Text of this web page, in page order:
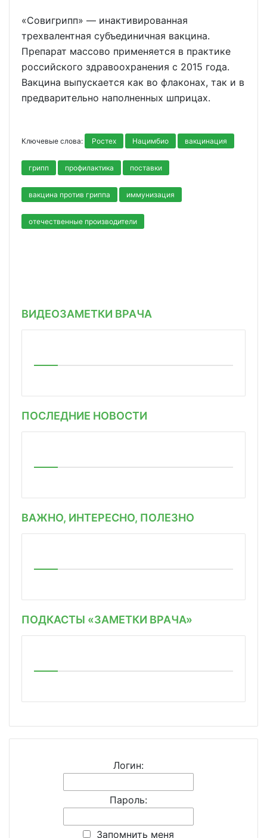
«Совигрипп» — инактивированная
трехвалентная субъединичная вакцина.
Препарат массово применяется в практике
российского здравоохранения с 2015 года.
Вакцина выпускается как во флаконах, так и в
предварительно наполненных шприцах.
Ключевые слова: Ростех Нацимбио вакцинация
грипп профилактика поставки
вакцина против гриппа иммунизация
отечественные производители
ВИДЕОЗАМЕТКИ ВРАЧА
ПОСЛЕДНИЕ НОВОСТИ
ВАЖНО, ИНТЕРЕСНО, ПОЛЕЗНО
ПОДКАСТЫ «ЗАМЕТКИ ВРАЧА»
Логин:
Пароль:
Запомнить меня